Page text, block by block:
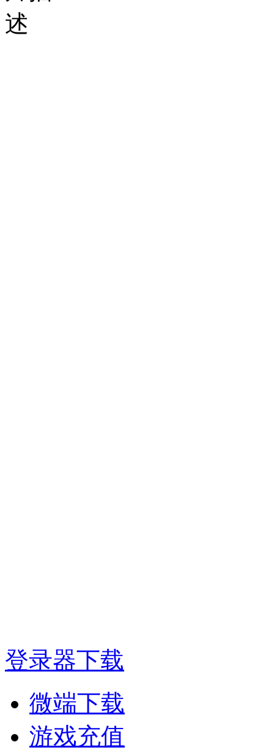
登录器下载
微端下载
游戏充值